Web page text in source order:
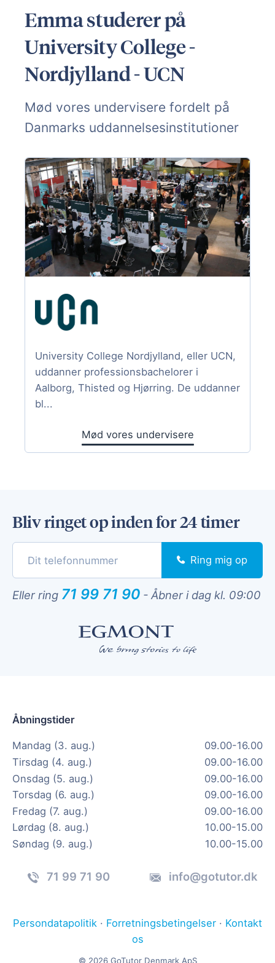
Emma studerer på
University College -
Nordjylland - UCN
Mød vores undervisere fordelt på
Danmarks uddannelsesinstitutioner
University College Nordjylland, eller UCN,
uddanner professionsbachelorer i
Aalborg, Thisted og Hjørring. De uddanner
bl...
Mød vores undervisere
Bliv ringet op inden for 24 timer
Ring mig op
Eller ring 71 99 71 90 - Åbner i dag kl. 09:00
Åbningstider
Mandag (3. aug.)
09.00-16.00
Tirsdag (4. aug.)
09.00-16.00
Onsdag (5. aug.)
09.00-16.00
Torsdag (6. aug.)
09.00-16.00
Fredag (7. aug.)
09.00-16.00
Lørdag (8. aug.)
10.00-15.00
Søndag (9. aug.)
10.00-15.00
71 99 71 90 info@gotutor.dk
Persondatapolitik · Forretningsbetingelser · Kontakt
os
© 2026 GoTutor Denmark ApS